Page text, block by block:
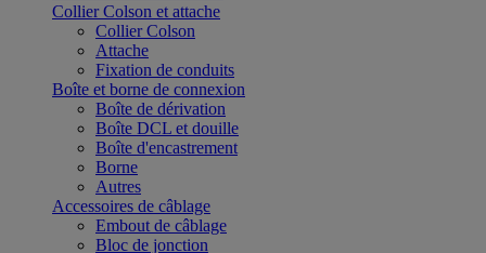
Collier Colson et attache
Collier Colson
Attache
Fixation de conduits
Boîte et borne de connexion
Boîte de dérivation
Boîte DCL et douille
Boîte d'encastrement
Borne
Autres
Accessoires de câblage
Embout de câblage
Bloc de jonction